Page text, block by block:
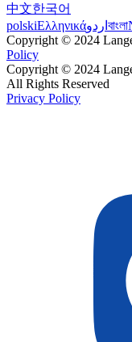
中文한국어
polskiΕλληνικάاردو বাংলা
Copyright © 2024
Policy
Copyright © 2024
All Rights Reserved
Privacy Policy